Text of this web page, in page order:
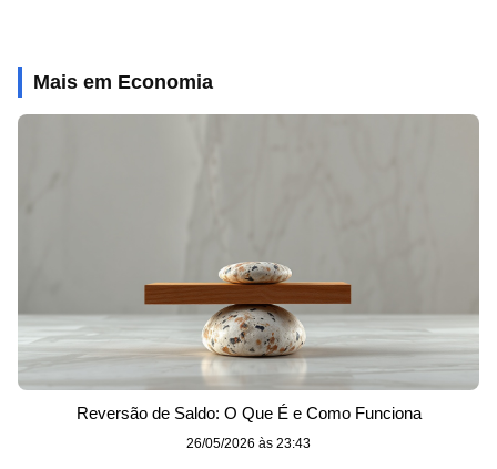
Mais em Economia
Reversão de Saldo: O Que É e Como Funciona
26/05/2026 às 23:43